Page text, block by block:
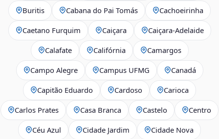
Buritis Cabana do Pai Tomás Cachoeirinha
Caetano Furquim Caiçara Caiçara-Adelaide
Calafate Califórnia Camargos
Campo Alegre Campus UFMG Canadá
Capitão Eduardo Cardoso Carioca
Carlos Prates Casa Branca Castelo Centro
Céu Azul Cidade Jardim Cidade Nova